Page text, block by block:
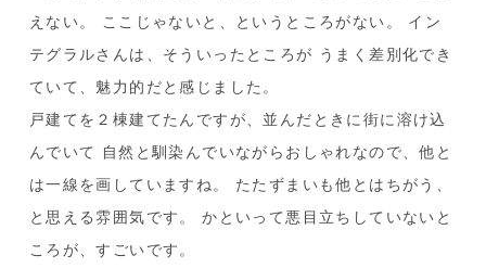
えない。
ここじゃないと、というところがない。
イン
テグラルさんは、そういったところが うまく差別化でき
ていて、魅力的だと感じました。
戸建てを２棟建てたんですが、並んだときに街に溶け込
んでいて
自然と馴染んでいながらおしゃれなので、他と
は一線を画していますね。
たたずまいも他とはちがう、
と思える雰囲気です。
かといって悪目立ちしていないと
ころが、すごいです。